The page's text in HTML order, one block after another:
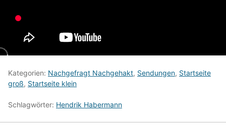
Kategorien: Nachgefragt Nachgehakt, Sendungen, Startseite
groß, Startseite klein
Schlagwörter: Hendrik Habermann